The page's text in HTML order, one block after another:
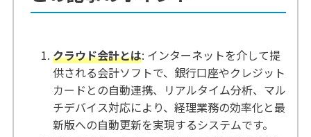
クラウド会計とは: インターネットを介して提
供される会計ソフトで、銀行口座やクレジット
カードとの自動連携、リアルタイム分析、マル
チデバイス対応により、経理業務の効率化と最
新版への自動更新を実現するシステムです。